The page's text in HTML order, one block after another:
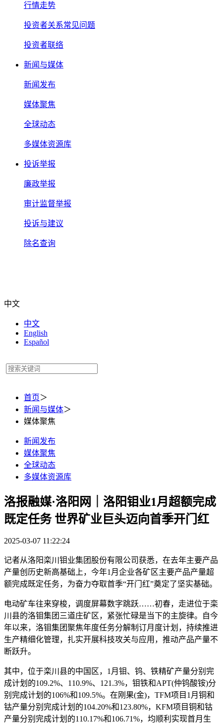
行情走势
投资者关系常见问题
投资者联络
新闻与媒体
新闻发布
媒体聚焦
全球动态
多媒体资源库
投诉举报
廉政举报
审计监督举报
投诉与建议
除名查询
中文
中文
English
Español
首页＞
新闻与媒体＞
媒体聚焦
新闻发布
媒体聚焦
全球动态
多媒体资源库
洛报融媒·洛阳网｜洛阳钼业1月超额完成
既定任务 世界矿业巨头迈向首季开门红
2025-03-07 11:22:24
记者从洛阳栾川钼业集团股份有限公司获悉，在去年主要产品
产量创历史新高基础上，今年1月企业各矿区主要产品产量超
额完成既定任务，为奋力夺取首季“开门红”奠定了坚实基础。
电动矿车往来穿梭，调度屏幕数字跳跃……初春，走进位于栾
川县的洛钼集团三道庄矿区，紧张忙碌是当下的主旋律。自今
年以来，洛钼集团聚焦年度任务分解制订月度计划，持续推进
生产精细化管理，扎实开展科技攻关与应用，推动产品产量不
断跃升。
其中，位于栾川县的中国区，1月钼、钨、铁精矿产量分别完
成计划的109.2%、110.9%、121.3%，钼铁和APT(仲钨酸铵)分
别完成计划的106%和109.5%。在刚果(金)，TFM项目1月铜和
钴产量分别完成计划的104.20%和123.80%，KFM项目铜和钴
产量分别完成计划的110.17%和106.71%，均顺利实现首月生